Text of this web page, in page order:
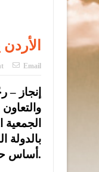
Email
إنجاز –
أساس حل الدولتين، وفقًا لقرارات الشرعية الدولية ومبادرة السلام العربية.